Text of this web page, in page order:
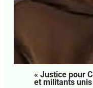
« Justice pour
et militants